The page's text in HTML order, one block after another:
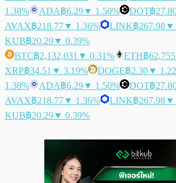
1.38%
ADA฿6.29▼ 1.50% DOT฿
AVAX฿218.77▼ 1.36% LINK฿267.98▼
KUB฿20.29▼ 0.39%
BTC฿2,132,031 ▼ 0.31% ETH฿
XRP฿34.51 ▼ 3.19% DOGE฿2.30▼
1.38%
ADA฿6.29▼ 1.50% DOT฿
AVAX฿218.77▼ 1.36% LINK฿267.98▼
KUB฿20.29▼ 0.39%